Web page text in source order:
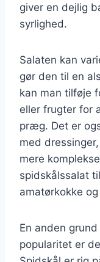
giver en dejlig
syrlighed.
Salaten kan
gør den til en
kan man tilføje
eller frugter for
præg. Det er
med
mere
spidskålssalat
amatørkokke
En anden
popularitet er